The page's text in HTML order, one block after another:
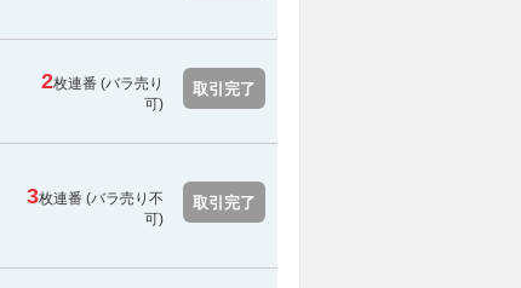
2枚連番 (バラ売り
可)
取引完了
3枚連番 (バラ売り不
可)
取引完了